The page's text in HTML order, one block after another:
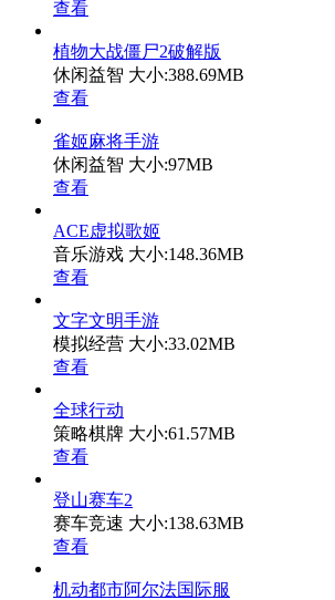
查看
植物大战僵尸2破解版
休闲益智 大小:388.69MB
查看
雀姬麻将手游
休闲益智 大小:97MB
查看
ACE虚拟歌姬
音乐游戏 大小:148.36MB
查看
文字文明手游
模拟经营 大小:33.02MB
查看
全球行动
策略棋牌 大小:61.57MB
查看
登山赛车2
赛车竞速 大小:138.63MB
查看
机动都市阿尔法国际服